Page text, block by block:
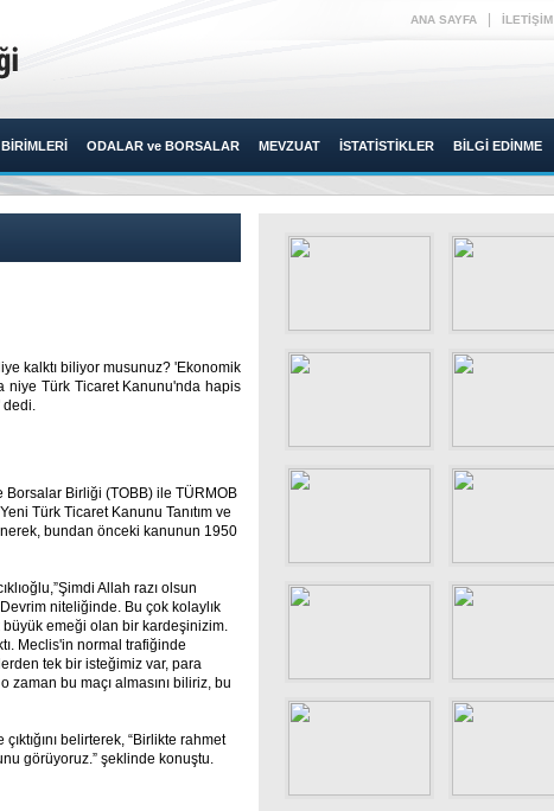
ANA SAYFA İLETİŞİM
ODALAR ve BORSALAR MEVZUAT İSTATİSTİKLER BİLGİ EDİNME
kalktı biliyor musunuz? 'Ekonomik
niye Türk Ticaret Kanunu'nda hapis
Borsalar Birliği (TOBB) ile TÜRMOB
Türk Ticaret Kanunu Tanıtım ve
bundan önceki kanunun 1950
Allah razı olsun
niteliğinde. Bu çok kolaylık
büyük emeği olan bir kardeşinizim.
Meclis'in normal trafiğinde
tek bir isteğimiz var, para
bu maçı almasını biliriz, bu
belirterek, “Birlikte rahmet
görüyoruz.” şeklinde konuştu.